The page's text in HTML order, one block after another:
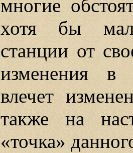
многие
хотя бы
станции от
изменения в
влечет
также на
«точка»